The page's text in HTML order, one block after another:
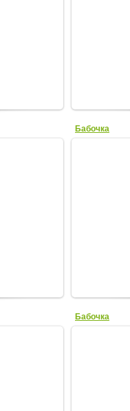
Бабочка
Бабочка